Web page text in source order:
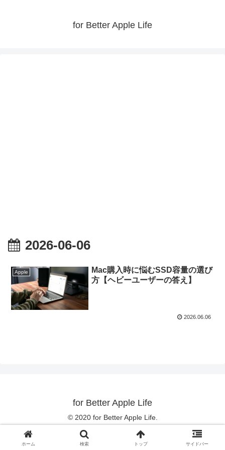
for Better Apple Life
2026-06-06
Apple
Mac購入時に悩むSSD容量の選び
方【ヘビーユーザーの答え】
2026.06.06
for Better Apple Life
© 2020 for Better Apple Life.
ホーム 検索 トップ サイドバー